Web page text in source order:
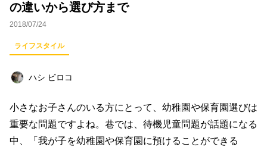
トレーニング スポーツ
オフ会レポート クリエイター グルメ
社会 ファッション 音楽 海外
の違いから選び方まで
2018/07/24
ライフスタイル
ハシ ビロコ
小さなお子さんのいる方にとって、幼稚園や保育園選びは
重要な問題ですよね。巷では、待機児童問題が話題になる
中、「我が子を幼稚園や保育園に預けることができる